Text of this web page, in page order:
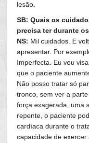
lesão.
SB: Quais os
precisa ter durante
NS: Mil cuidados. E
apresentar. Por
Imperfecta. Eu vou
que o paciente
Não posso tratar só
tronco, sem ver a
força exagerada, uma
repente, o paciente
cardíaca durante o
capacidade de